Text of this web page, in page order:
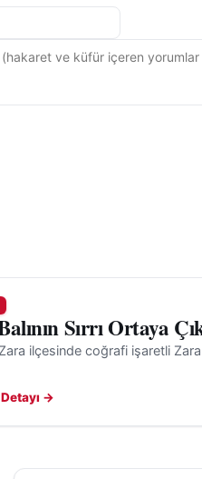
Sırrı Ortaya
Zara ilçesinde coğrafi işaretli
→